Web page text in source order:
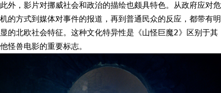
此外，影片对挪威社会和政治的描绘也颇具特色。从政府应对危
机的方式到媒体对事件的报道，再到普通民众的反应，都带有明
显的北欧社会特征。这种文化特异性是《山怪巨魔2》区别于其
他怪兽电影的重要标志。